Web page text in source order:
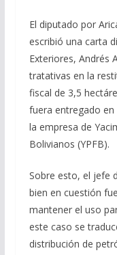
El diputado por
escribió una carta
Exteriores, Andrés
tratativas en la
fiscal de 3,5
fuera entregado
la empresa de
Bolivianos (YPFB).
Sobre esto, el jefe
bien en cuestión
mantener el uso
este caso se
distribución de